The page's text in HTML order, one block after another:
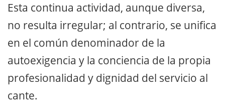
Esta continua actividad, aunque diversa,
no resulta irregular; al contrario, se unifica
en el común denominador de la
autoexigencia y la conciencia de la propia
profesionalidad y dignidad del servicio al
cante.